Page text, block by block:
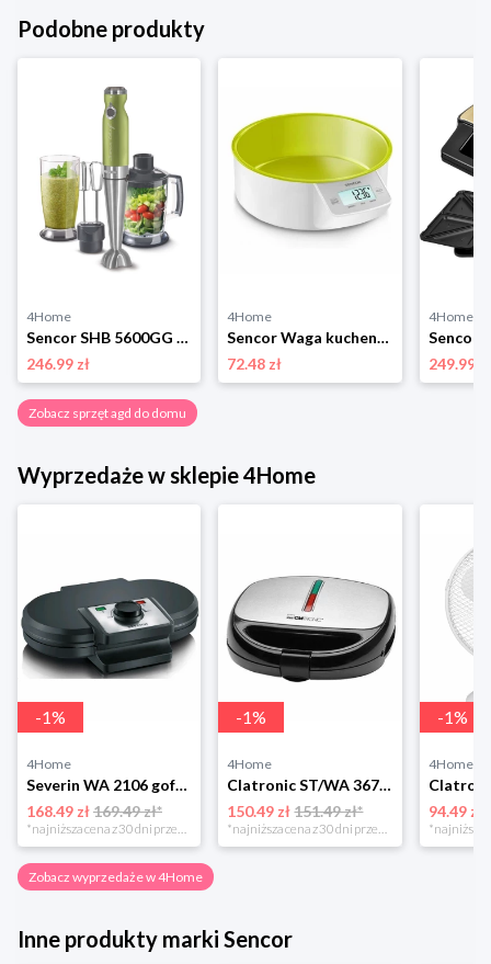
Podobne produkty
4Home
Sencor SHB 5600GG blender, zielony
246.99 zł
4Home
Sencor Waga kuchenna cyfrowa, SKS 4004GR, zielony
72.48 zł
4Home
249.99 zł
Zobacz sprzęt agd do domu
Wyprzedaże w sklepie 4Home
-1%
4Home
Severin WA 2106 gofrownica duo, czarny
168.49 zł169.49 zł*
-1%
4Home
Clatronic ST/WA 3670 Opiekacz do kanapek
150.49 zł 151.49 zł*
-1%
4Home
94.49 zł
Zobacz wyprzedaże w 4Home
Inne produkty marki Sencor